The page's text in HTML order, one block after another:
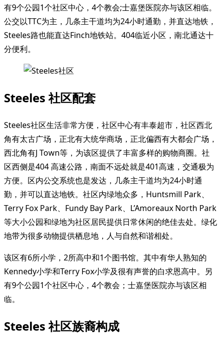
有9个公园1个社区中心，4个教会;士嘉堡医院亦与该区相临。
公交以TTC为主，几条主干道均为24小时通勤，并直达地铁，
Steeles路也能直达Finch地铁站。404临近小区，南北通达十
分便利。
Steeles 社区配套
Steeles社区生活非常方便，社区中心有丰泰超市，社区西北
角有太古广场，正北有大统华商场，正北偏西有大都会广场，
西北角有J Town等，为该区提供了丰富多样的购物商圈。社
区西侧是404 高速公路，南面不远处就是401高速，交通极为
方便。区内公交系统也是发达，几条主干道均为24小时通
勤，并可以直达地铁。社区内绿地众多，Huntsmill Park、
Terry Fox Park、Fundy Bay Park、L’Amoreaux North Park
等大小公园和绿地为社区居民提供日常休闲的绝佳去处。绿化
地带为很多动物提供栖息地，人与自然和谐相处。
该区有6所小学，2所高中和1个图书馆。其中有华人熟知的
Kennedy小学和Terry Fox小学及很有声誉的白求恩高中。另
有9个公园1个社区中心，4个教会；士嘉堡医院亦与该区相
临。
Steeles 社区族裔构成